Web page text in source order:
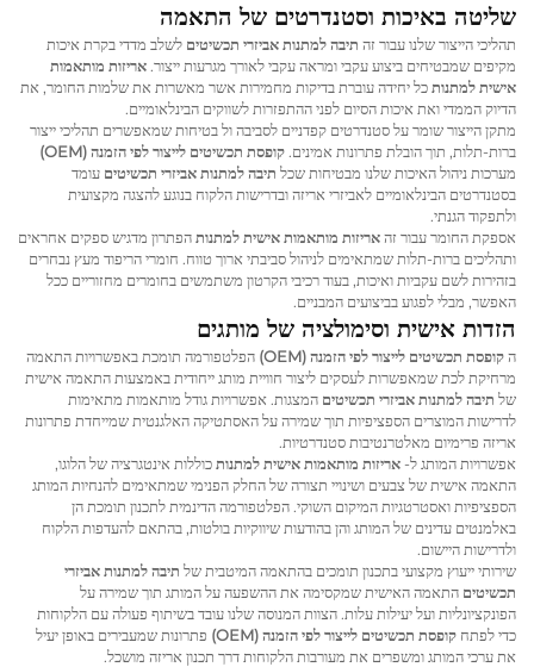
שליטה באיכות וסטנדרטים של התאמה
תהליכי הייצור שלנו עבור זה תיבה למתנות אביזרי תכשיטים לשלב מדדי בקרת איכות
מקיפים שמבטיחים ביצוע עקבי ומראה עקבי לאורך מגרעות ייצור. אריזות מותאמות
אישית למתנותכל יחידה עוברת בדיקות מחמירות אשר מאשרות את שלמות החומר, את
הדיוק הממדי ואת איכות הסיום לפני ההתפזרות לשווקים הבינלאומיים.
מתקן הייצור שומר על סטנדרטים קפדניים לסביבה ול בטיחות שמאפשרים תהליכי ייצור
ברות-תלות, תוך הובלת פתרונות אמינים. קופסת תכשיטים לייצור לפי הזמנה (OEM)
מערכות ניהול האיכות שלנו מבטיחות שכל תיבה למתנות אביזרי תכשיטים עומד
בסטנדרטים הבינלאומיים לאביזרי אריזה ובדרישות הלקוח בנוגע להצגה מקצועית
ולתפקוד הגנתי.
אספקת החומר עבור זהאריזות מותאמות אישית למתנותהפתרון מדגיש ספקים אחראים
ותהליכים ברות-תלות שמתאימים לניהול סביבתי ארוך טווח. חומרי הריפוד מעץ נבחרים
בזהירות לשם עקביות ואיכות, בעוד רכיבי הקרטון משתמשים בחומרים מחזוריים ככל
האפשר, מבלי לפגוע בביצועים המבניים.
הזדות אישית וסימולציה של מותגים
הקופסת תכשיטים לייצור לפי הזמנה (OEM)
הפלטפורמה תומכת באפשרויות התאמה
מרחיקת לכת שמאפשרות לעסקים ליצור חוויית מותג ייחודית באמצעות התאמה אישית
של תיבה למתנות אביזרי תכשיטים המצגות. אפשרויות גודל מותאמות מתאימות
לדרישות המוצרים הספציפיות תוך שמירה על האסתטיקה האלגנטית שמייחדת פתרונות
אריזה פרימיום מאלטרנטיבות סטנדרטיות.
אפשרויות המותג ל-אריזות מותאמות אישית למתנותכוללות אינטגרציה של הלוגו,
התאמה אישית של צבעים ושינויי תצורה של החלק הפנימי שמתאימים להנחיות המותג
הספציפיות ואסטרטגיות המיקום השוקי. הפלטפורמה הדינמית לתכנון תומכת הן
באלמנטים עדינים של המותג והן בהודעות שיווקיות בולטות, בהתאם להעדפות הלקוח
ולדרישות היישום.
שירותי ייעוץ מקצועי בתכנון תומכים בהתאמה המיטבית של תיבה למתנות אביזרי
תכשיטים התאמה האישית שמקסימה את ההשפעה על המותג תוך שמירה על
הפונקציונליות ועל יעילות עלות. הצוות המנוסה שלנו עובד בשיתוף פעולה עם הלקוחות
כדי לפתח קופסת תכשיטים לייצור לפי הזמנה (OEM)
פתרונות שמעבירים באופן יעיל
את ערכי המותג ומשפרים את מעורבות הלקוחות דרך תכנון אריזה מושכל.